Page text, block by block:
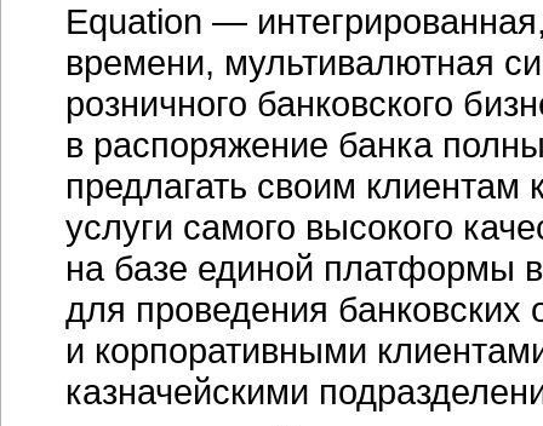
Equation —
времени, мультивалютная
розничного банковского
в распоряжение банка
предлагать своим клиентам
услуги самого высокого
на базе единой платформы
для проведения
и корпоративными
казначейскими